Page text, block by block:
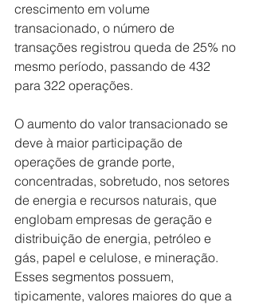
crescimento em volume
transacionado, o número de
transações registrou queda de 25% no
mesmo período, passando de 432
para 322 operações.
O aumento do valor transacionado se
deve à maior participação de
operações de grande porte,
concentradas, sobretudo, nos setores
de energia e recursos naturais, que
englobam empresas de geração e
distribuição de energia, petróleo e
gás, papel e celulose, e mineração.
Esses segmentos possuem,
tipicamente, valores maiores do que a